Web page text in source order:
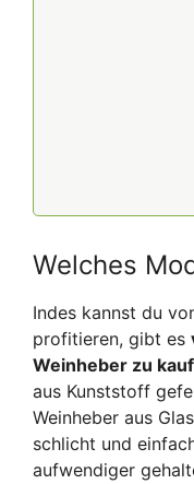
Welches
Indes kannst du
profitieren, gibt es
Weinheber zu
aus Kunststoff
Weinheber aus
schlicht und
aufwendiger